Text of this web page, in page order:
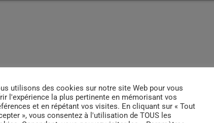
utilisons des cookies sur notre site Web pour vous
l'expérience la plus pertinente en mémorisant vos
et en répétant vos visites. En cliquant sur « Tout
», vous consentez à l'utilisation de TOUS les